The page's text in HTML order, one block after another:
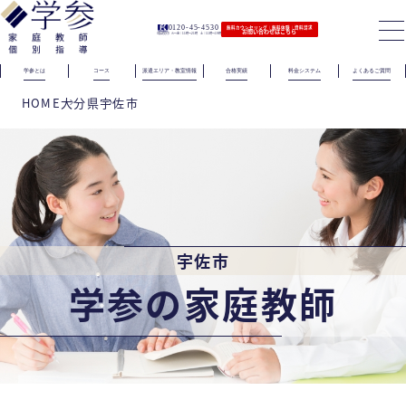
0120-45-4530
（電話受付）火〜金｜11時〜21時 土｜11時〜19時
無料カウンセリング｜無料体験｜資料請求
お問い合わせはこちら
学参とは コース 派遣エリア・教室情報 合格実績 料金システム よくあるご質問
HOME大分県宇佐市
宇佐市
学参の家庭教師